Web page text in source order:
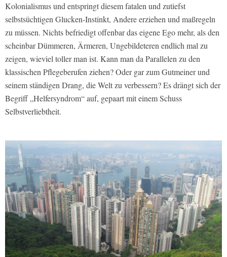
Kolonialismus und entspringt diesem fatalen und zutiefst
selbstsüchtigen Glucken-Instinkt, Andere erziehen und maßregeln
zu müssen. Nichts befriedigt offenbar das eigene Ego mehr, als den
scheinbar Dümmeren, Ärmeren, Ungebildeteren endlich mal zu
zeigen, wieviel toller man ist. Kann man da Parallelen zu den
klassischen Pflegeberufen ziehen? Oder gar zum Gutmeiner und
seinem ständigen Drang, die Welt zu verbessern? Es drängt sich der
Begriff „Helfersyndrom“ auf, gepaart mit einem Schuss
Selbstverliebtheit.